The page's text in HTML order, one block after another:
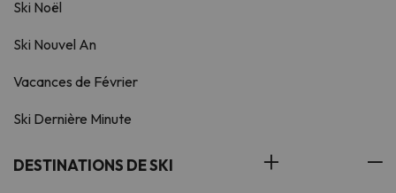
Ski Noël
Ski Nouvel An
Vacances de Février
Ski Dernière Minute
DESTINATIONS DE SKI